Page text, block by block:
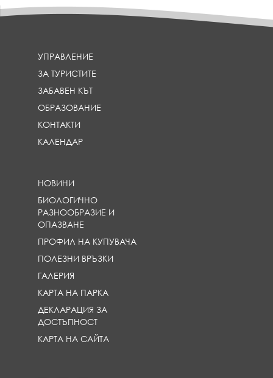
УПРАВЛЕНИЕ
ЗА ТУРИСТИТЕ
ЗАБАВЕН КЪТ
ОБРАЗОВАНИЕ
КОНТАКТИ
КАЛЕНДАР
НОВИНИ
БИОЛОГИЧНО
РАЗНООБРАЗИЕ И
ОПАЗВАНЕ
ПРОФИЛ НА КУПУВАЧА
ПОЛЕЗНИ ВРЪЗКИ
ГАЛЕРИЯ
КАРТА НА ПАРКА
ДЕКЛАРАЦИЯ ЗА
ДОСТЪПНОСТ
КАРТА НА САЙТА